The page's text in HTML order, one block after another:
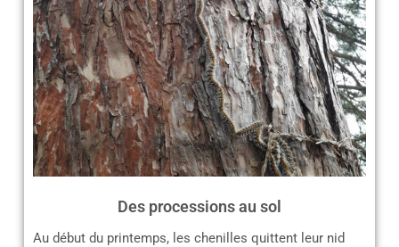
Des processions au sol
Au début du printemps, les chenilles quittent leur nid